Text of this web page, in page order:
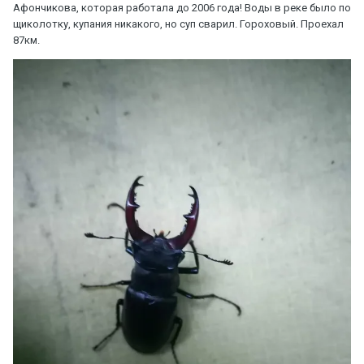
Афончикова, которая работала до 2006 года! Воды в реке было по
щиколотку, купания никакого, но суп сварил. Гороховый. Проехал
87км.